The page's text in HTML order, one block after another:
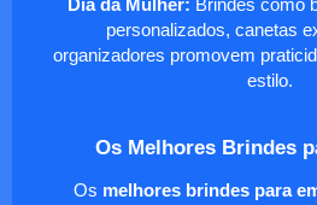
Dia da Mulher: Brindes como
personalizados, canetas
organizadores promovem
estilo.
Os Melhores Brindes
Os melhores brindes para